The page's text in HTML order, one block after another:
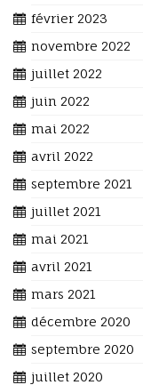
février 2023
novembre 2022
juillet 2022
juin 2022
mai 2022
avril 2022
septembre 2021
juillet 2021
mai 2021
avril 2021
mars 2021
décembre 2020
septembre 2020
juillet 2020